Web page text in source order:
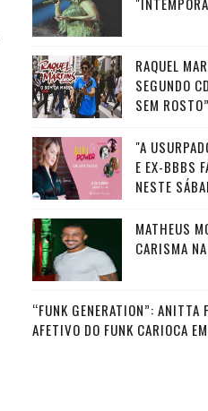
RAQUEL
SEGUNDO
SEM ROSTO”
"A
E EX-BBBS
NESTE
MATHEUS
CARISMA
“FUNK GENERATION”: ANITTA
AFETIVO DO FUNK CARIOCA